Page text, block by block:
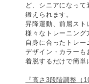
ど、シニアになっ
鍛えられます。
昇降運動、前屈スト
様々なトレーニング
自身に合ったトレー
デザイン・カラーも
着脱するだけで簡単
『高さ3段階調整（